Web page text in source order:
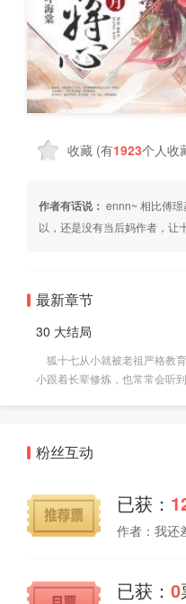
收藏 (有1923个人收
作者有话说： ennn~ 相比傅
以，还是没有当后妈作者，让
最新章节
30 大结局
狐十七从小就被老祖严格教
小跟着长辈修炼，也常常会听到
粉丝互动
已获：
作者：我还
已获： 0